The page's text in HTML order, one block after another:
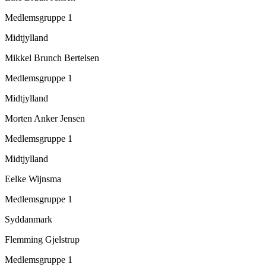
Medlemsgruppe 1
Midtjylland
Mikkel Brunch Bertelsen
Medlemsgruppe 1
Midtjylland
Morten Anker Jensen
Medlemsgruppe 1
Midtjylland
Eelke Wijnsma
Medlemsgruppe 1
Syddanmark
Flemming Gjelstrup
Medlemsgruppe 1